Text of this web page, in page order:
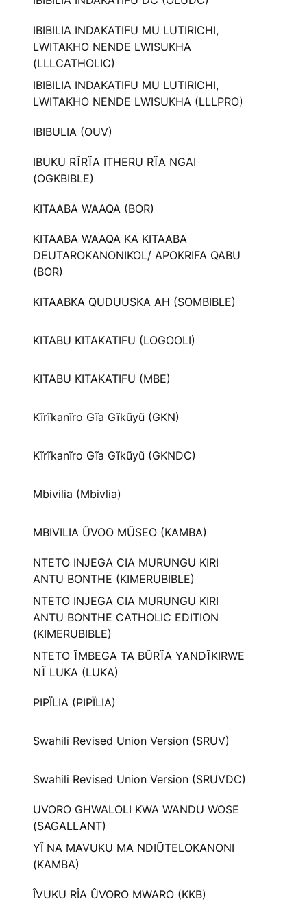
IBIBILIA INDAKATIFU MU LUTIRICHI,
LWITAKHO NENDE LWISUKHA
(LLLCATHOLIC)
IBIBILIA INDAKATIFU MU LUTIRICHI,
LWITAKHO NENDE LWISUKHA (LLLPRO)
IBIBULIA (OUV)
IBUKU RĨRĨA ITHERU RĨA NGAI
(OGKBIBLE)
KITAABA WAAQA (BOR)
KITAABA WAAQA KA KITAABA
DEUTAROKANONIKOL/ APOKRIFA QABU
(BOR)
KITAABKA QUDUUSKA AH (SOMBIBLE)
KITABU KITAKATIFU (LOGOOLI)
KITABU KITAKATIFU (MBE)
Kĩrĩkanĩro Gĩa Gĩkũyũ (GKN)
Kĩrĩkanĩro Gĩa Gĩkũyũ (GKNDC)
Mbivilia (Mbivlia)
MBIVILIA ŨVOO MŨSEO (KAMBA)
NTETO INJEGA CIA MURUNGU KIRI
ANTU BONTHE (KIMERUBIBLE)
NTETO INJEGA CIA MURUNGU KIRI
ANTU BONTHE CATHOLIC EDITION
(KIMERUBIBLE)
NTETO ĨMBEGA TA BŨRĨA YANDĨKIRWE
NĨ LUKA (LUKA)
PIPÏLIA (PIPÏLIA)
Swahili Revised Union Version (SRUV)
Swahili Revised Union Version (SRUVDC)
UVORO GHWALOLI KWA WANDU WOSE
(SAGALLANT)
YÎ NA MAVUKU MA NDIŨTELOKANONI
(KAMBA)
ÎVUKU RÎA ÛVORO MWARO (KKB)